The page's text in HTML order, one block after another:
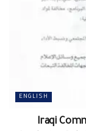
ENGLISH
Iraqi